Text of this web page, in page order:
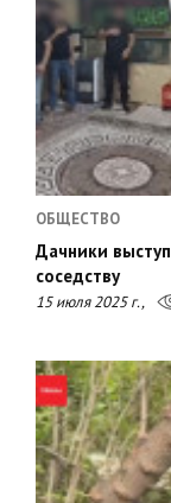
ОБЩЕСТВО
Дачники
соседству
15 июля 2025 г.,